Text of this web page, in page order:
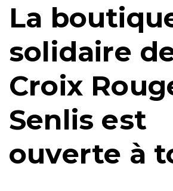
La
solidaire
Croix
Senlis est
ouverte à